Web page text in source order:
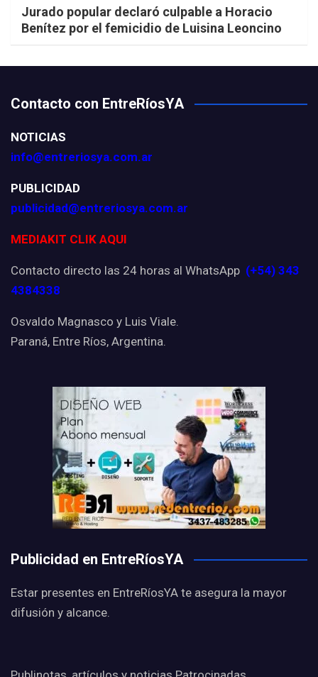
Jurado popular declaró culpable a Horacio
Benítez por el femicidio de Luisina Leoncino
Contacto con EntreRíosYA
NOTICIAS
info@entreriosya.com.ar
PUBLICIDAD
publicidad@entreriosya.com.ar
MEDIAKIT CLIK AQUI
Contacto directo las 24 horas al WhatsApp (+54) 343
4384338
Osvaldo Magnasco y Luis Viale.
Paraná, Entre Ríos, Argentina.
Publicidad en EntreRíosYA
Estar presentes en EntreRíosYA te asegura la mayor
difusión y alcance.